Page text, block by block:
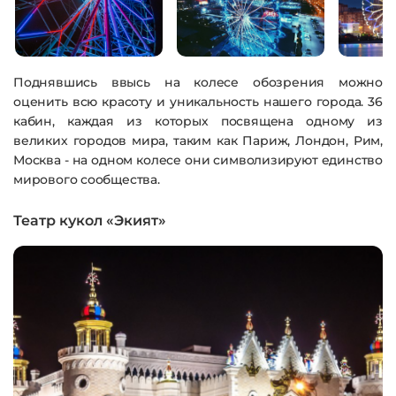
Поднявшись ввысь на колесе обозрения можно
оценить всю красоту и уникальность нашего города. 36
кабин, каждая из которых посвящена одному из
великих городов мира, таким как Париж, Лондон, Рим,
Москва - на одном колесе они символизируют единство
мирового сообщества.
Театр кукол «Экият»